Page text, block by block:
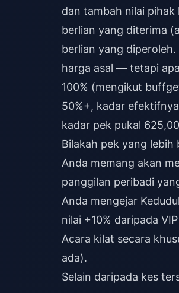
dan tambah nilai
berlian yang diterima
berlian yang
harga asal — tetapi
100% (mengikut
50%+, kadar
kadar pek pukal
Bilakah pek yang lebih
Anda memang akan
panggilan peribadi
Anda mengejar
nilai +10% daripada
Acara kilat secara
ada).
Selain daripada kes